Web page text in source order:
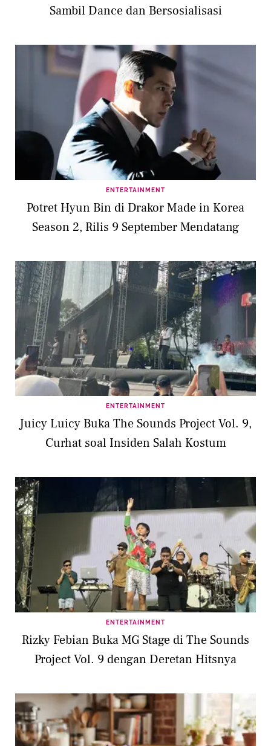
Sambil Dance dan Bersosialisasi
ENTERTAINMENT
Potret Hyun Bin di Drakor Made in Korea
Season 2, Rilis 9 September Mendatang
ENTERTAINMENT
Juicy Luicy Buka The Sounds Project Vol. 9,
Curhat soal Insiden Salah Kostum
ENTERTAINMENT
Rizky Febian Buka MG Stage di The Sounds
Project Vol. 9 dengan Deretan Hitsnya